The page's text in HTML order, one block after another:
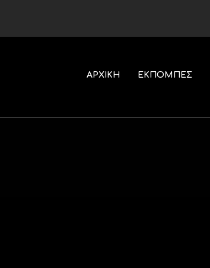
ΑΡΧΙΚΗ ΕΚΠΟΜΠΕΣ